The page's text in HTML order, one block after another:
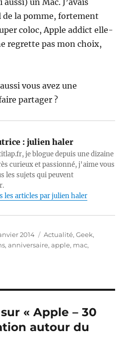
un Mac. J’avais
de la pomme, fortement
coloc, Apple addict elle-
regrette pas mon choix,
vous avez une
partager ?
: julien haler
je blogue depuis une dizaine
curieux et passionné, j'aime vous
les sujets qui peuvent
les articles par julien haler
2014 Catégories
Actualité,Geek,
,anniversaire,apple, mac,
« Apple – 30
autour du